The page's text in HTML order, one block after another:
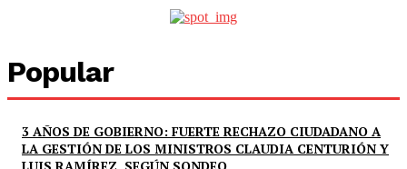
Popular
3 AÑOS DE GOBIERNO: FUERTE RECHAZO CIUDADANO A
LA GESTIÓN DE LOS MINISTROS CLAUDIA CENTURIÓN Y
LUIS RAMÍREZ, SEGÚN SONDEO